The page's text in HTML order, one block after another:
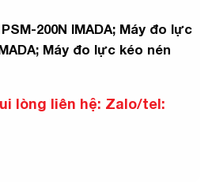
200N IMADA; Máy đo lực
Máy đo lực kéo nén
lòng liên hệ: Zalo/tel: